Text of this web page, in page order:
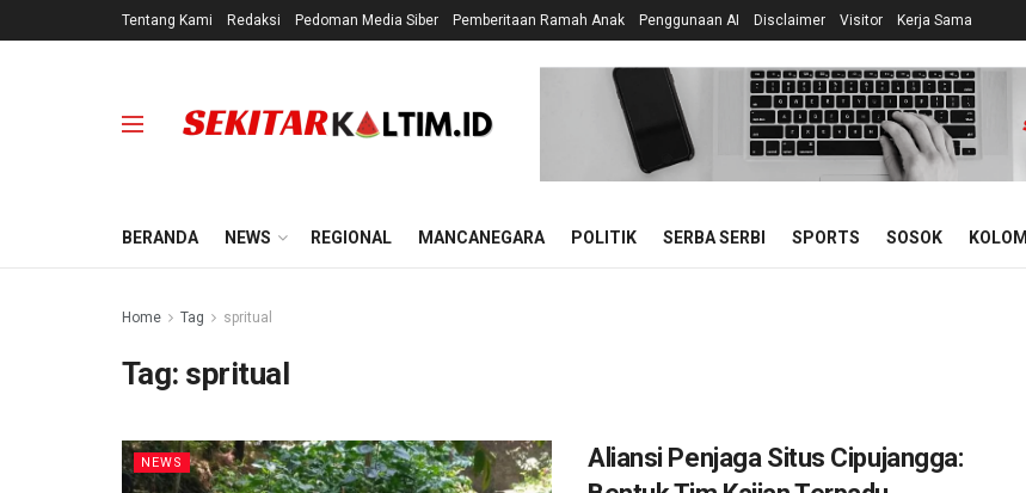
Tentang Kami Redaksi Pedoman Media Siber Pemberitaan Ramah Anak Penggunaan AI Disclaimer Visitor Kerja Sama
BERANDA NEWS REGIONAL MANCANEGARA POLITIK SERBA SERBI SPORTS SOSOK KOLOM
Home Tag spritual
Tag: spritual
NEWS
Aliansi Penjaga Situs Cipujangga: